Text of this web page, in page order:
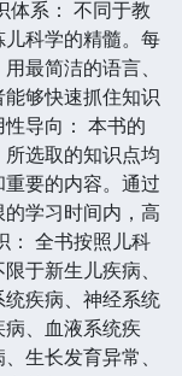
体系： 不同于教
科学的精髓。每
最简洁的语言、
够快速抓住知识
导向： 本书的
选取的知识点均
要的内容。通过
学习时间内，高
： 全书按照儿科
于新生儿疾病、
疾病、神经系统
、血液系统疾
生长发育异常、